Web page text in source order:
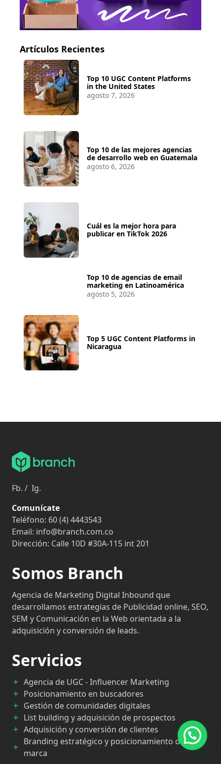
Artículos Recientes
Top 10 UGC Content Platforms
in the United States
agosto 7, 2026
Top 10 de las mejores agencias
de desarrollo web en Guatemala
agosto 6, 2026
Cuál es la mejor hora para
publicar en TikTok 2026
Top 10 de agencias de email
marketing en Latinoamérica
agosto 5, 2026
Top 5 UGC Content Platforms in
Nicaragua
Fb. / Ig.
Comunícate
Teléfono: 60 (4) 4443543
Email: info@branch.com.co
Dirección: Calle 10D #30A-115 int 201
Somos Branch
Agencia de Marketing Digital Inbound que
desarrollamos estrategias de Publicidad online, SEO,
SEM y Comunicación en la Web orientada a la
adquisición y conversión de leads.
Servicios
Agencia de UGC - Influencer Marketing
Posicionamiento en buscadores
Gestión de comunidades digitales
List building y adquisición de prospectos
Adquisición y conversión de clientes
Branding estratégico y posicionamiento de
marca